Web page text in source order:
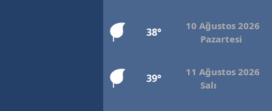
38°
10 Ağustos 2026
Pazartesi
39°
11 Ağustos 2026
Salı